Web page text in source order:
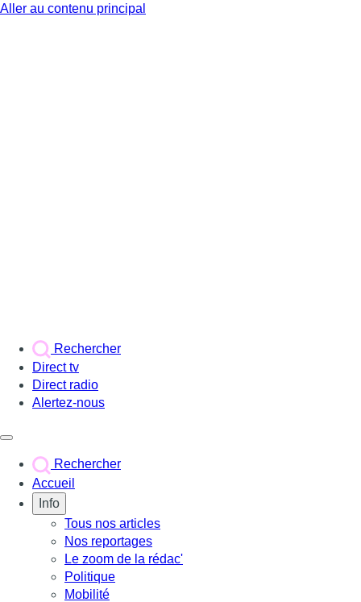
Aller au contenu principal
Rechercher
Direct tv
Direct radio
Alertez-nous
Rechercher
Accueil
Info
Tous nos articles
Nos reportages
Le zoom de la rédac'
Politique
Mobilité